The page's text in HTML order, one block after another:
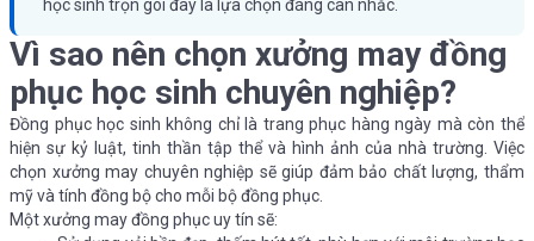
học sinh trọn gói đây là lựa chọn đáng cân nhắc.
Vì sao nên chọn xưởng may đồng
phục học sinh chuyên nghiệp?
Đồng phục học sinh không chỉ là trang phục hàng ngày mà còn thể
hiện sự kỷ luật, tinh thần tập thể và hình ảnh của nhà trường. Việc
chọn xưởng may chuyên nghiệp sẽ giúp đảm bảo chất lượng, thẩm
mỹ và tính đồng bộ cho mỗi bộ đồng phục.
Một xưởng may đồng phục uy tín sẽ: